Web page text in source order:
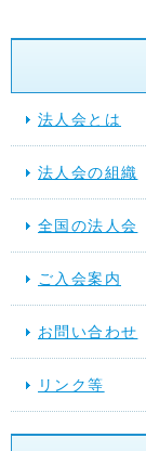
2026年04月22日
2026年04月17日
2025年12月10日
2025年11月28日
法人会とは
法人会の組織
全国の法人会
ご入会案内
お問い合わせ
リンク等